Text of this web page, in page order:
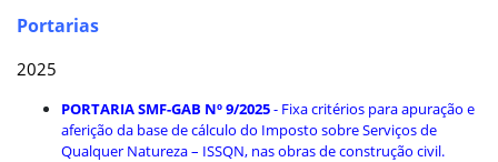
Portarias
2025
PORTARIA SMF-GAB Nº 9/2025- Fixa critérios para apuração e
aferição da base de cálculo do Imposto sobre Serviços de
Qualquer Natureza – ISSQN, nas obras de construção civil.